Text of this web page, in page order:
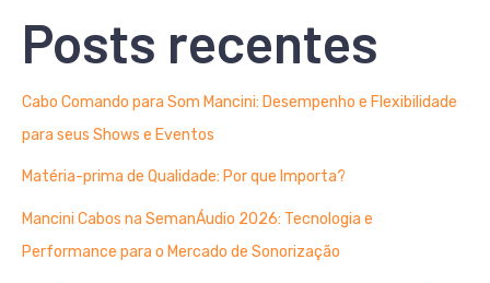
Posts recentes
Cabo Comando para Som Mancini: Desempenho e Flexibilidade
para seus Shows e Eventos
Matéria-prima de Qualidade: Por que Importa?
Mancini Cabos na SemanÁudio 2026: Tecnologia e
Performance para o Mercado de Sonorização